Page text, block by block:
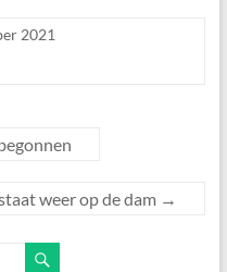
2021
weer op de dam →